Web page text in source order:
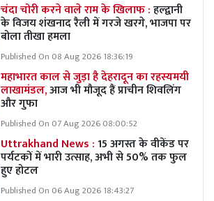
चंदा चोरी करने वाले राम के खिलाफ :हल्द्वानी
के विजय शंखनाद रैली में गरजे खरगे, भाजपा पर
बोला तीखा हमला
Published On 08 Aug 2026 18:36:19
महाभारत काल से जुड़ा है देहरादून का रहस्यमयी
लाखामंडल,आज भी मौजूद हैं प्राचीन शिवलिंग
और गुफा
Published On 07 Aug 2026 08:00:52
Uttrakhand News :15 अगस्त के वीकेंड पर
पर्यटकों में भारी उत्साह, अभी से 50% तक फुल
हुए होटल
Published On 06 Aug 2026 18:43:27